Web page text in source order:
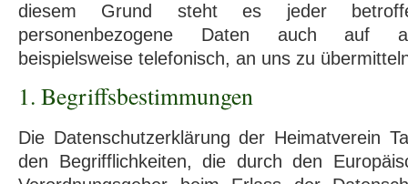
diesem Grund steht es jeder
personenbezogene Daten auch auf
beispielsweise telefonisch, an uns zu
1. Begriffsbestimmungen
Die Datenschutzerklärung der Heimatverein
den Begrifflichkeiten, die durch den